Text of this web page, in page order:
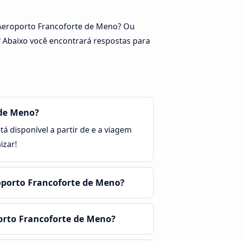
Francoforte de Meno? Ou
você encontrará respostas para
Meno?
disponível a partir de e a viagem
Francoforte de Meno?
Francoforte de Meno?